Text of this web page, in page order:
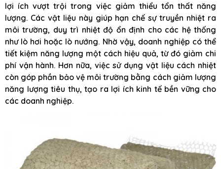
lợi ích vượt trội trong việc giảm thiểu tổn thất năng
lượng. Các vật liệu này giúp hạn chế sự truyền nhiệt ra
môi trường, duy trì nhiệt độ ổn định cho các hệ thống
như lò hơi hoặc lò nướng. Nhờ vậy, doanh nghiệp có thể
tiết kiệm năng lượng một cách hiệu quả, từ đó giảm chi
phí vận hành. Hơn nữa, việc sử dụng vật liệu cách nhiệt
còn góp phần bảo vệ môi trường bằng cách giảm lượng
năng lượng tiêu thụ, tạo ra lợi ích kinh tế bền vững cho
các doanh nghiệp.